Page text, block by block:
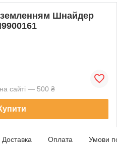
Шнайдер
сайті — 500 ₴
Доставка Оплата Умови